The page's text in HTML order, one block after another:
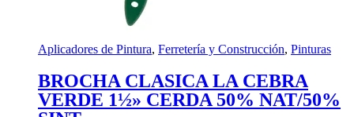
Aplicadores de Pintura, Ferretería y Construcción, Pinturas
BROCHA CLASICA LA CEBRA
VERDE 1½» CERDA 50% NAT/50%